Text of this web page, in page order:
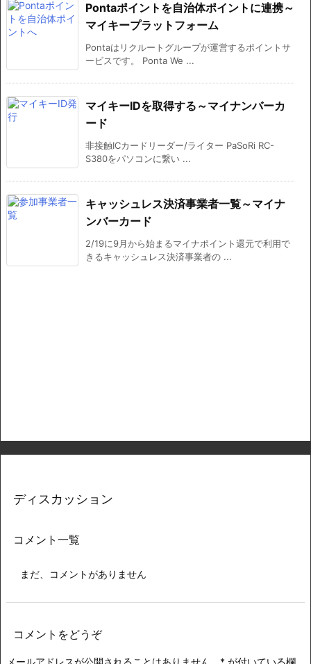
Pontaポイントを自治体ポイントに連携～
マイキープラットフォーム
Pontaはリクルートグループが運営するポイントサ
ービスです。 Ponta We ...
マイキーIDを取得する～マイナンバーカ
ード
非接触ICカードリーダー/ライター PaSoRi RC-
S380をパソコンに繋い ...
キャッシュレス決済事業者一覧～マイナ
ンバーカード
2/19に9月から始まるマイナポイント還元で利用で
きるキャッシュレス決済事業者の ...
ディスカッション
コメント一覧
まだ、コメントがありません
コメントをどうぞ